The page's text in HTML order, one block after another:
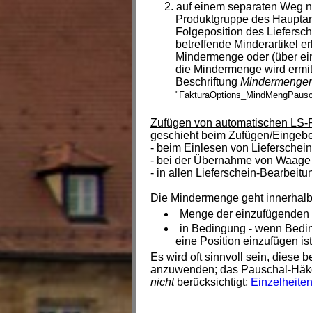
auf einem separaten Weg
Produktgruppe des
Folgeposition des
betreffende Minderartikel
Mindermenge oder (über
die Mindermenge wird
Beschriftung
Zufügen von automatischen LS-
geschieht beim Zufügen/
- beim Einlesen von
- bei der Übernahme von
- in allen Lieferschein-
Die Mindermenge geht
Menge der
in Bedingung - wenn
eine Position einzufügen ist
Es wird oft sinnvoll sein, diese
anzuwenden; das Pauschal-
nichtberücksichtigt; Einzelheiten